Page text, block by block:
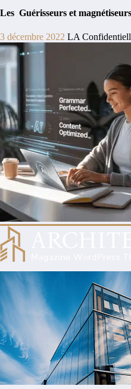
Les Guérisseurs et
3 décembre 2022 LA